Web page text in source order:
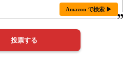
Amazon で検索 ▶